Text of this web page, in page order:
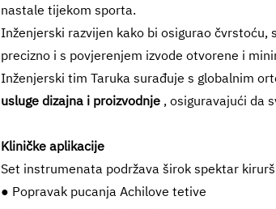
nastale tijekom sporta.
Inženjerski razvijen kako bi osigurao
precizno i s povjerenjem izvode otvorene i
Inženjerski tim Taruka surađuje s globalnim
usluge dizajna i proizvodnje , osiguravajući da
Kliničke aplikacije
Set instrumenata podržava širok spektar
● Popravak pucanja Achilove tetive